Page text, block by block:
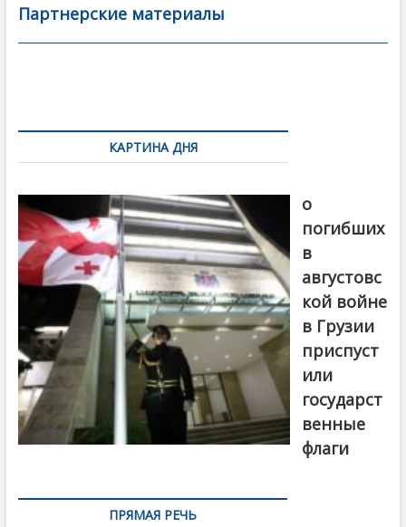
b
o
er l
а
в
Партнерские материалы
по
записямКАРТИНА ДНЯ
о
погибших
в
августовс
кой войне
в Грузии
приспуст
или
государст
венные
флаги
ПРЯМАЯ РЕЧЬ